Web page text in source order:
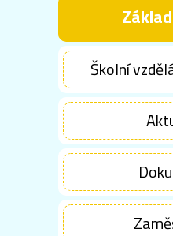
Školní